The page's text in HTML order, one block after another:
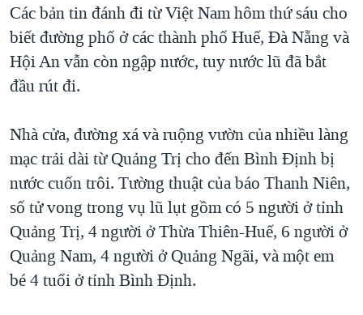
"Tìm"NGƯỜI VIỆT HẢI NGOẠI
ĐỜI SỐNG
SỨC KHOẺ
VĂN HOÁ
THỂ THAO
GIÁO DỤC
HÀNH TRÌNH BẦU CỬ 2024
MỘT NĂM CHIẾN TRANH TẠI DẢI GAZA
GIẢI MÃ VÀNH ĐAI & CON ĐƯỜNG
TRỊNH VĨNH BÌNH - NGƯỜI HẠ 'BÊN THẮNG CUỘC'
GROUND ZERO – XƯA VÀ NAY
CHI PHÍ CHIẾN TRANH AFGHANISTAN
CÁC GIÁ TRỊ CỘNG HÒA Ở VIỆT NAM
THƯỢNG ĐỈNH TRUMP-KIM TẠI VIỆT NAM
TRỊNH VĨNH BÌNH VS. CHÍNH PHỦ VIỆT NAM
VIDEO
NGHE
MẠNG XÃ HỘI
Ngôn ngữ khác
Các bản tin đánh đi từ Việt Nam hôm thứ sáu cho
biết đường phố ở các thành phố Huế, Đà Nẵng và
Hội An vẫn còn ngập nước, tuy nước lũ đã bắt
đầu rút đi.
Nhà cửa, đường xá và ruộng vườn của nhiều làng
mạc trải dài từ Quảng Trị cho đến Bình Định bị
nước cuốn trôi. Tường thuật của báo Thanh Niên,
số tử vong trong vụ lũ lụt gồm có 5 người ở tỉnh
Quảng Trị, 4 người ở Thừa Thiên-Huế, 6 người ở
Quảng Nam, 4 người ở Quảng Ngãi, và một em
bé 4 tuổi ở tỉnh Bình Định.